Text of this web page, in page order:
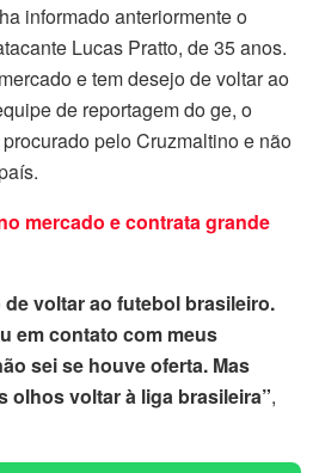
informado anteriormente o
Lucas Pratto, de 35 anos.
e tem desejo de voltar ao
de reportagem do ge, o
pelo Cruzmaltino e não
mercado e contrata grande
de voltar ao futebol brasileiro.
em contato com meus
sei se houve oferta. Mas
olhos voltar à liga brasileira”,